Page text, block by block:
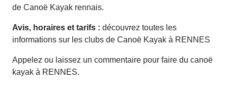
de Canoë Kayak rennais.
Avis, horaires et tarifs : découvrez toutes les
informations sur les clubs de Canoë Kayak à RENNES
Appelez ou laissez un commentaire pour faire du canoë
kayak à RENNES.